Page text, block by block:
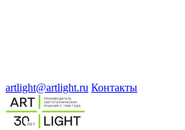
artlight@artlight.ru Контакты